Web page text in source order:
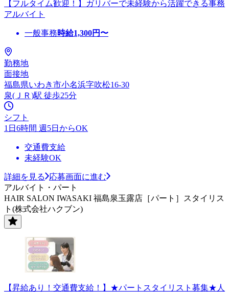
【フルタイム歓迎！】ガリバーで未経験から活躍できる事務
アルバイト
一般事務時給1,300円〜
勤務地
面接地
福島県いわき市小名浜字吹松16-30
泉(ＪＲ)駅 徒歩25分
シフト
1日6時間 週5日からOK
交通費支給
未経験OK
詳細を見る
応募画面に進む
アルバイト・パート
HAIR SALON IWASAKI 福島泉玉露店［パート］スタイリス
ト(株式会社ハクブン)
【昇給あり！交通費支給！】★パートスタイリスト募集★人